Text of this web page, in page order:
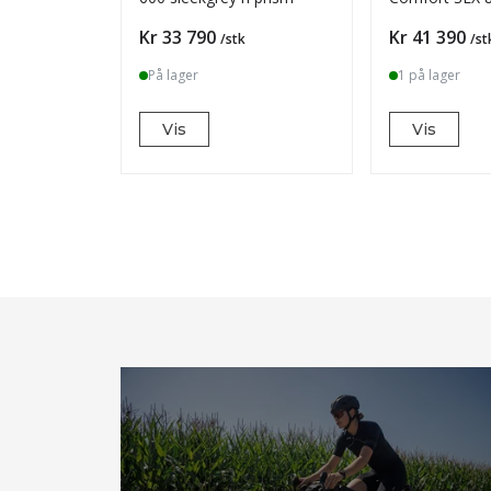
Pris
Kr 33 790 /stk
På lager
Vis
Pris
Kr 41 390 /
1 på lager
Vis